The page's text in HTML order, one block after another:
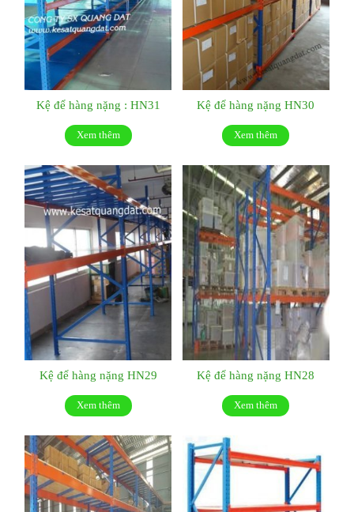
Kệ để hàng nặng : HN31
Xem thêm
Kệ để hàng nặng HN30
Xem thêm
Kệ để hàng nặng HN29
Xem thêm
Kệ để hàng nặng HN28
Xem thêm